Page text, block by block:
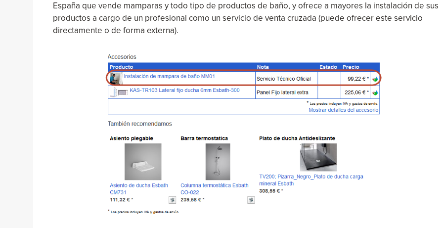
España que vende mamparas y todo tipo de productos de baño, y ofrece a mayores la instalación de sus
productos a cargo de un profesional como un servicio de venta cruzada (puede ofrecer este servicio
directamente o de forma externa).